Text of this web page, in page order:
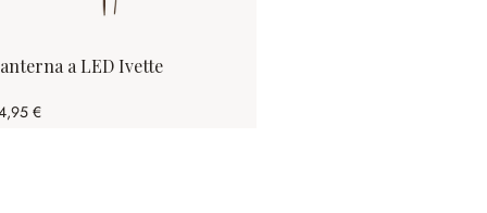
a LED Ivette
€